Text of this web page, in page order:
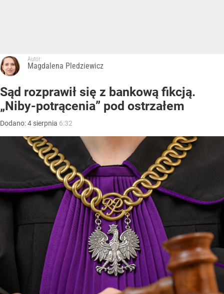
Autor:
Magdalena Pledziewicz
Sąd rozprawił się z bankową fikcją.
„Niby-potrącenia” pod ostrzałem
Dodano:4 sierpnia 6:32